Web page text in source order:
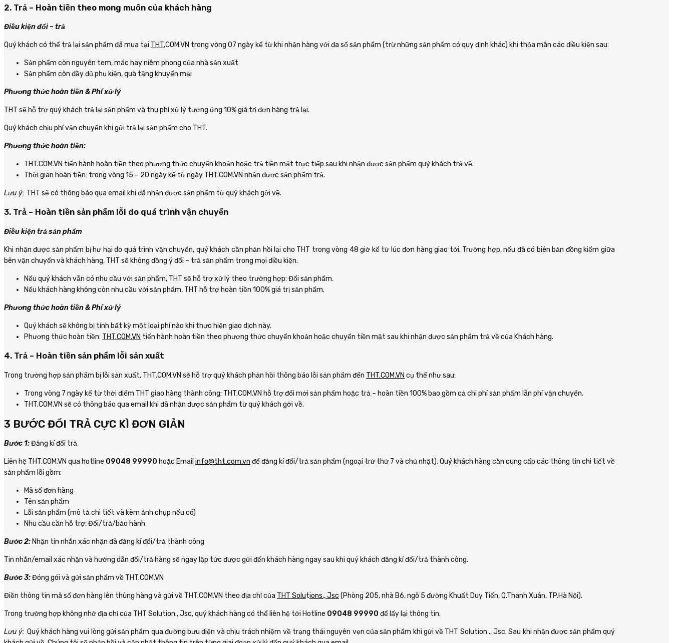
2. Trả – Hoàn tiền theo mong muốn của khách hàng
Điều kiện đổi – trả
Quý khách có thể trả lại sản phẩm đã mua tại THT.COM.VN trong vòng 07 ngày kể từ khi nhận hàng với đa số sản phẩm (trừ những sản phẩm có quy định khác) khi thỏa mãn các điều kiện sau:
Sản phẩm còn nguyên tem, mác hay niêm phong của nhà sản xuất
Sản phẩm còn đầy đủ phụ kiện, quà tặng khuyến mại
Phương thức hoàn tiền & Phí xử lý
THT sẽ hỗ trợ quý khách trả lại sản phẩm và thu phí xử lý tương ứng 10% giá trị đơn hàng trả lại.
Quý khách chịu phí vận chuyển khi gửi trả lại sản phẩm cho THT.
Phương thức hoàn tiền:
THT.COM.VN tiến hành hoàn tiền theo phương thức chuyển khoản hoặc trả tiền mặt trực tiếp sau khi nhận được sản phẩm quý khách trả về.
Thời gian hoàn tiền: trong vòng 15 – 20 ngày kể từ ngày THT.COM.VN nhận được sản phẩm trả.
Lưu ý: THT sẽ có thông báo qua email khi đã nhận được sản phẩm từ quý khách gởi về.
3. Trả – Hoàn tiền sản phẩm lỗi do quá trình vận chuyển
Điều kiện trả sản phẩm
Khi nhận được sản phẩm bị hư hại do quá trình vận chuyển, quý khách cần phản hồi lại cho THT trong vòng 48 giờ kể từ lúc đơn hàng giao tới. Trường hợp, nếu đã có biên bản đồng kiểm giữa
bên vận chuyển và khách hàng, THT sẽ không đồng ý đổi – trả sản phẩm trong mọi điều kiện.
Nếu quý khách vẫn có nhu cầu với sản phẩm, THT sẽ hỗ trợ xử lý theo trường hợp: Đổi sản phẩm.
Nếu khách hàng không còn nhu cầu với sản phẩm, THT hỗ trợ hoàn tiền 100% giá trị sản phẩm.
Phương thức hoàn tiền & Phí xử lý
Quý khách sẽ không bị tính bất kỳ một loại phí nào khi thực hiện giao dịch này.
Phương thức hoàn tiền: THT.COM.VN tiến hành hoàn tiền theo phương thức chuyển khoản hoặc chuyển tiền mặt sau khi nhận được sản phẩm trả về của Khách hàng.
4. Trả – Hoàn tiền sản phẩm lỗi sản xuất
Trong trường hợp sản phẩm bị lỗi sản xuất, THT.COM.VN sẽ hỗ trợ quý khách phản hồi thông báo lỗi sản phẩm đến THT.COM.VN cụ thể như sau:
Trong vòng 7 ngày kể từ thời điểm THT giao hàng thành công: THT.COM.VN hỗ trợ đổi mới sản phẩm hoặc trả – hoàn tiền 100% bao gồm cả chi phí sản phẩm lẫn phí vận chuyển.
THT.COM.VN sẽ có thông báo qua email khi đã nhận được sản phẩm từ quý khách gởi về.
3 BƯỚC ĐỔI TRẢ CỰC KÌ ĐƠN GIẢN
Bước 1:Đăng kí đổi trả
Liên hệ THT.COM.VN qua hotline 09048 99990 hoặc Email info@tht.com.vn để đăng kí đổi/trả sản phẩm (ngoại trừ thứ 7 và chủ nhật). Quý khách hàng cần cung cấp các thông tin chi tiết về
sản phẩm lỗi gồm:
Mã số đơn hàng
Tên sản phẩm
Lỗi sản phẩm (mô tả chi tiết và kèm ảnh chụp nếu có)
Nhu cầu cần hỗ trợ: Đổi/trả/bảo hành
Bước 2: Nhận tin nhắn xác nhận đã đăng kí đổi/trả thành công
Tin nhắn/email xác nhận và hướng dẫn đổi/trả hàng sẽ ngay lập tức được gửi đến khách hàng ngay sau khi quý khách đăng kí đổi/trả thành công.
Bước 3:Đóng gói và gửi sản phẩm về THT.COM.VN
Điền thông tin mã số đơn hàng lên thùng hàng và gửi về THT.COM.VN theo địa chỉ của THT Solutions., Jsc (Phòng 205, nhà B6, ngõ 5 đường Khuất Duy Tiến, Q.Thanh Xuân, TP.Hà Nội).
Trong trường hợp không nhớ địa chỉ của THT Solution., Jsc, quý khách hàng có thể liên hệ tới Hotline 09048 99990 để lấy lại thông tin.
Lưu ý: Quý khách hàng vui lòng gửi sản phẩm qua đường bưu điện và chịu trách nhiệm về trạng thái nguyên vẹn của sản phẩm khi gửi về THT Solution ., Jsc. Sau khi nhận được sản phẩm quý